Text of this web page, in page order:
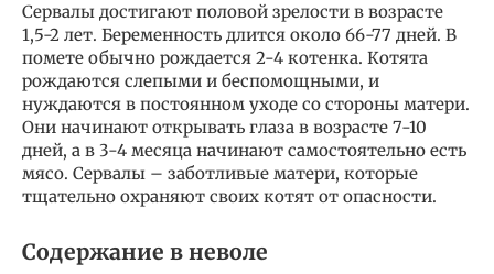
Сервалы достигают половой зрелости в возрасте
1,5-2 лет. Беременность длится около 66-77 дней. В
помете обычно рождается 2-4 котенка. Котята
рождаются слепыми и беспомощными, и
нуждаются в постоянном уходе со стороны матери.
Они начинают открывать глаза в возрасте 7-10
дней, а в 3-4 месяца начинают самостоятельно есть
мясо. Сервалы – заботливые матери, которые
тщательно охраняют своих котят от опасности.
Содержание в неволе